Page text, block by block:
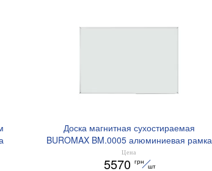
Доска магнитная сухостираемая
BUROMAX BM.0005 алюминиевая рамка
100х150 см
Цена
5570 грн
шт